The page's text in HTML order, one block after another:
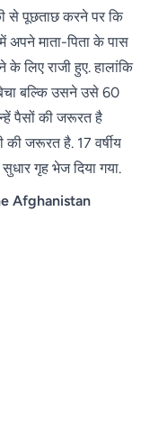
से पूछताछ करने पर कि
अपने माता-पिता के पास
के लिए राजी हुए. हालांकि
बेचा बल्कि उसने उसे 60
पैसों की जरूरत है
की जरूरत है. 17 वर्षीय
गृह भेज दिया गया.
Afghanistan